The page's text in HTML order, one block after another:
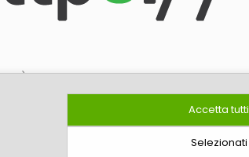
- P.IVA: 07430531215
Accetta tutti
Selezionati